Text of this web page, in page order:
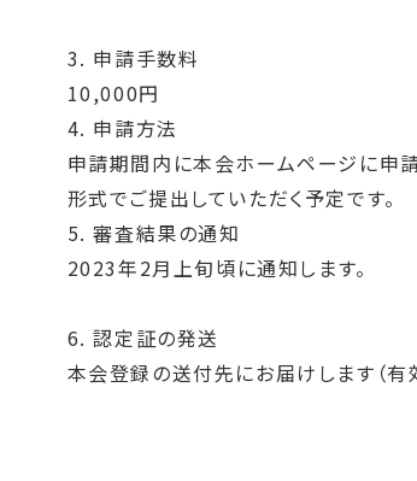
3. 申請手数料
10,000円
4. 申請方法
申請期間内に本会ホームページに申
形式でご提出していただく予定です。
5. 審査結果の通知
2023年2月上旬頃に通知します。
6. 認定証の発送
本会登録の送付先にお届けします（有